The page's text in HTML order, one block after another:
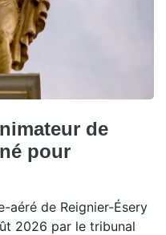
de
pour
aéré de Reignier-Ésery
2026 par le tribunal